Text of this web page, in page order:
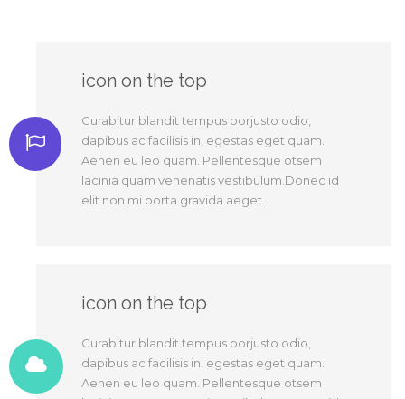
icon on the top
Curabitur blandit tempus porjusto odio,
dapibus ac facilisis in, egestas eget quam.
Aenen eu leo quam. Pellentesque otsem
lacinia quam venenatis vestibulum.Donec id
elit non mi porta gravida aeget.
icon on the top
Curabitur blandit tempus porjusto odio,
dapibus ac facilisis in, egestas eget quam.
Aenen eu leo quam. Pellentesque otsem